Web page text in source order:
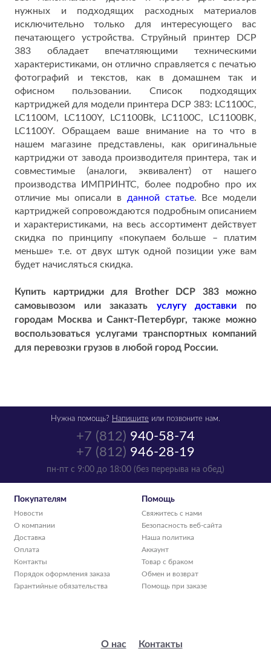
нужных и подходящих расходных материалов
исключительно только для интересующего вас
печатающего устройства. Струйный принтер DCP
383 обладает впечатляющими техническими
характеристиками, он отлично справляется с печатью
фотографий и текстов, как в домашнем так и
офисном пользовании. Список подходящих
картриджей для модели принтера DCP 383: LC1100C,
LC1100M, LC1100Y, LC1100Bk, LC1100C, LC1100BK,
LC1100Y. Обращаем ваше внимание на то что в
нашем магазине представлены, как оригинальные
картриджи от завода производителя принтера, так и
совместимые (аналоги, эквивалент) от нашего
производства ИМПРИНТС, более подробно про их
отличие мы описали в данной статье. Все модели
картриджей сопровождаются подробным описанием
и характеристиками, на весь ассортимент действует
скидка по принципу «покупаем больше – платим
меньше» т.е. от двух штук одной позиции уже вам
будет начисляться скидка.
Купить картриджи для Brother DCP 383 можно
самовывозом или заказать услугу доставки по
городам
Москва и Санкт-Петербург, также можно
воспользоваться услугами транспортных компаний
для перевозки грузов в любой город России.
+7 (812) 940-58-74
+7 (812) 946-28-19
пн-пт с 9:00 до 18:00 (без перерыва на обед)
Нужна помощь? Напишите или позвоните нам.
Покупателям
Новости
О компании
Доставка
Оплата
Контакты
Порядок оформления заказа
Гарантийные обязательства
Помощь
Свяжитесь с нами
Безопасность веб-сайта
Наша политика
Аккаунт
Товар с браком
Обмен и возврат
Помощь при заказе
О нас Контакты